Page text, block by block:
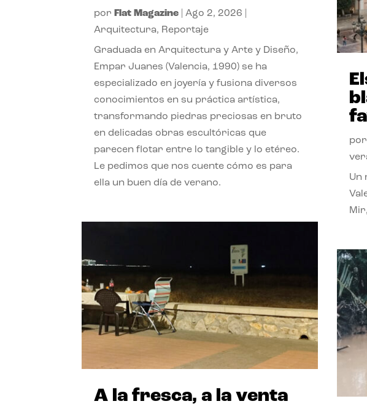
por Flat Magazine |Ago 2, 2026
Arquitectura, Reportaje
Graduada en Arquitectura y Arte y Diseño,
Empar Juanes (Valencia, 1990) se ha
especializado en joyería y fusiona diversos
conocimientos en su práctica artística,
transformando piedras preciosas en bruto
en delicadas obras escultóricas que
parecen flotar entre lo tangible y lo etéreo.
Le pedimos que nos cuente cómo es para
ella un buen día de verano.
A la fresca, a la venta
por
Un